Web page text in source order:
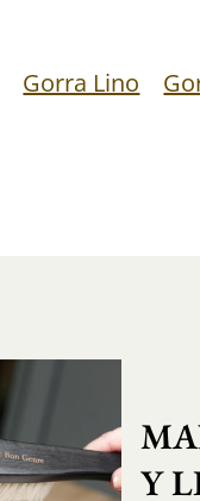
Gorra Lino
Y